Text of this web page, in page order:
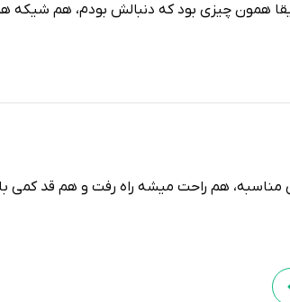
همون چیزی بود که دنبالش بودم، هم شیکه
مناسبه، هم راحت میشه راه رفت و هم قد کمی